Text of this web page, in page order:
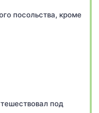
посольства, кроме
под